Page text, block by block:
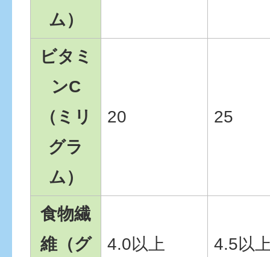
ム）
ビタミ
ンC
（ミリ
グラ
ム）
20 25
食物繊
維（グ
4.0以上 4.5以